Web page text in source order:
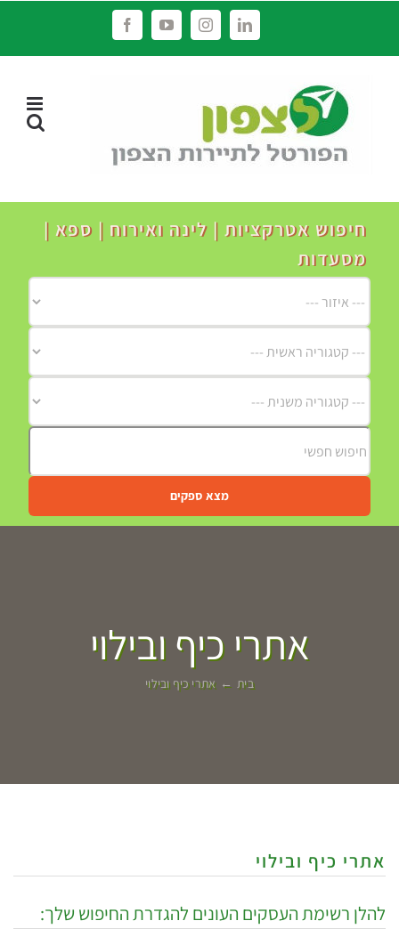
LinkedIn
Instagram
YouTube
Facebook
חיפוש אטרקציות | לינה ואירוח | ספא |
מסעדות
מצא ספקים
אתרי כיף ובילוי
בית אתרי כיף ובילוי
אתרי כיף ובילוי
להלן רשימת העסקים העונים להגדרת החיפוש שלך: